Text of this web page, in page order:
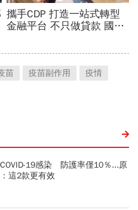
苗 疫苗副作用
疫情
COVID-19感染 防護率僅10％...原
這2款更有效